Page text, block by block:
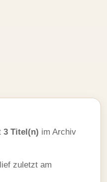
3 Titel(n) im Archiv
lief zuletzt am